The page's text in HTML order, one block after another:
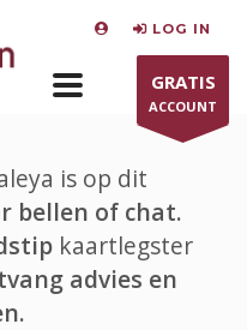
LOG IN
GRATIS
ACCOUNT
is op dit
bellen of chat.
kaartlegster
advies en